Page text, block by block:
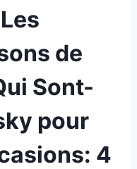
de
Sont-
pour
4